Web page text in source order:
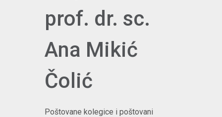
prof. dr. sc.
Ana Mikić
Čolić
Poštovane kolegice i poštovani